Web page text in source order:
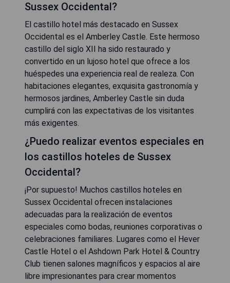
Sussex Occidental?
El castillo hotel más destacado en Sussex
Occidental es el Amberley Castle. Este hermoso
castillo del siglo XII ha sido restaurado y
convertido en un lujoso hotel que ofrece a los
huéspedes una experiencia real de realeza. Con
habitaciones elegantes, exquisita gastronomía y
hermosos jardines, Amberley Castle sin duda
cumplirá con las expectativas de los visitantes
más exigentes.
¿Puedo realizar eventos especiales en
los castillos hoteles de Sussex
Occidental?
¡Por supuesto! Muchos castillos hoteles en
Sussex Occidental ofrecen instalaciones
adecuadas para la realización de eventos
especiales como bodas, reuniones corporativas o
celebraciones familiares. Lugares como el Hever
Castle Hotel o el Ashdown Park Hotel & Country
Club tienen salones magníficos y espacios al aire
libre impresionantes para crear momentos